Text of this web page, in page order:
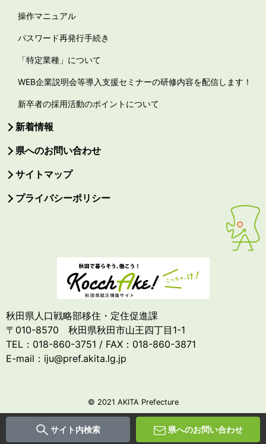
サイト内検索 県へのお問い合わせ
操作マニュアル
パスワード再発行手続き
「特定業種」について
WEB企業説明会等導入支援セミナーの研修内容を配信します！
新卒者の採用活動のポイントについて
新着情報
県へのお問い合わせ
サイトマップ
プライバシーポリシー
秋田県人口戦略部移住・定住促進課
〒010-8570 秋田県秋田市山王四丁目1-1
TEL：018-860-3751 / FAX：018-860-3871
E-mail：iju@pref.akita.lg.jp
© 2021 AKITA Prefecture